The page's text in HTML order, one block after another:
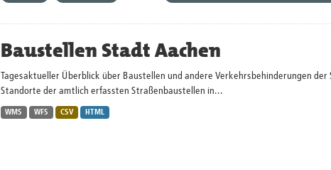
Baustellen Stadt Aachen
Tagesaktueller Überblick über Baustellen und andere Verkehrsbehinderungen
Standorte der amtlich erfassten Straßenbaustellen in...
WMS WFS CSV HTML